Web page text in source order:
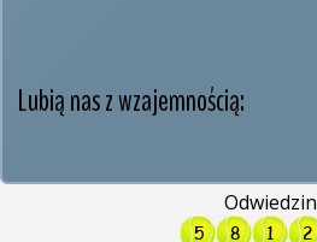
Lubią nas z wzajemnością:
Odwiedzin